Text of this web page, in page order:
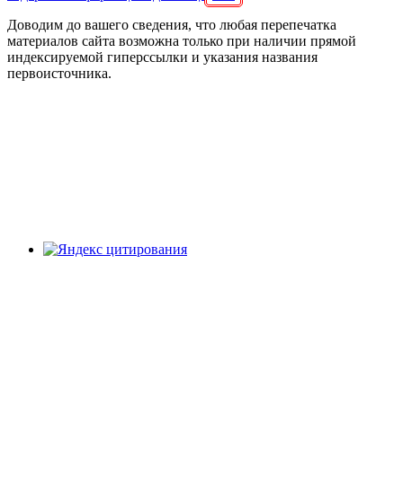
Доводим до вашего сведения, что любая перепечатка
материалов сайта возможна только при наличии прямой
индексируемой гиперссылки и указания названия
первоисточника.